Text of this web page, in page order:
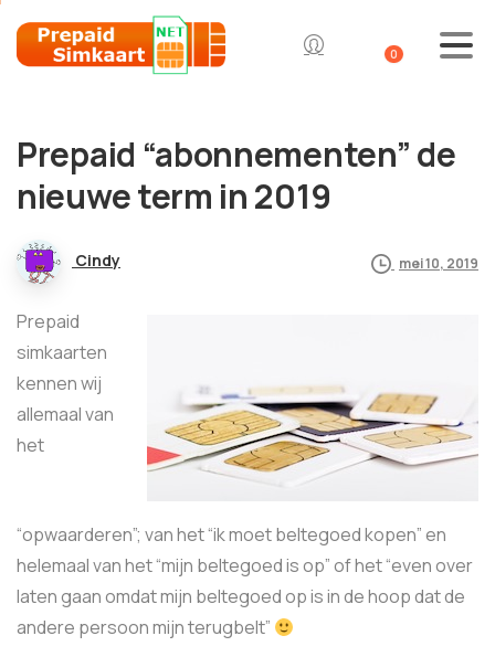
0
Prepaid “abonnementen” de
nieuwe term in 2019
Cindy mei 10, 2019
Prepaid
simkaarten
kennen wij
allemaal van
het
“opwaarderen”; van het “ik moet beltegoed kopen” en
helemaal van het “mijn beltegoed is op” of het “even over
laten gaan omdat mijn beltegoed op is in de hoop dat de
andere persoon mijn terugbelt”